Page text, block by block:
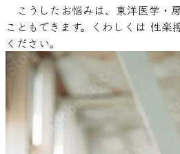
こうしたお悩みは、東洋医学・
こともできます。くわしくは 性楽
ください。